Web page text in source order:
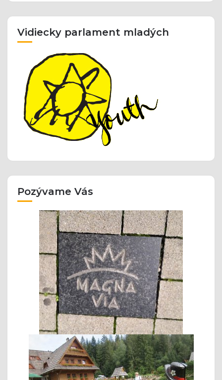
Vidiecky parlament mladých
Pozývame Vás